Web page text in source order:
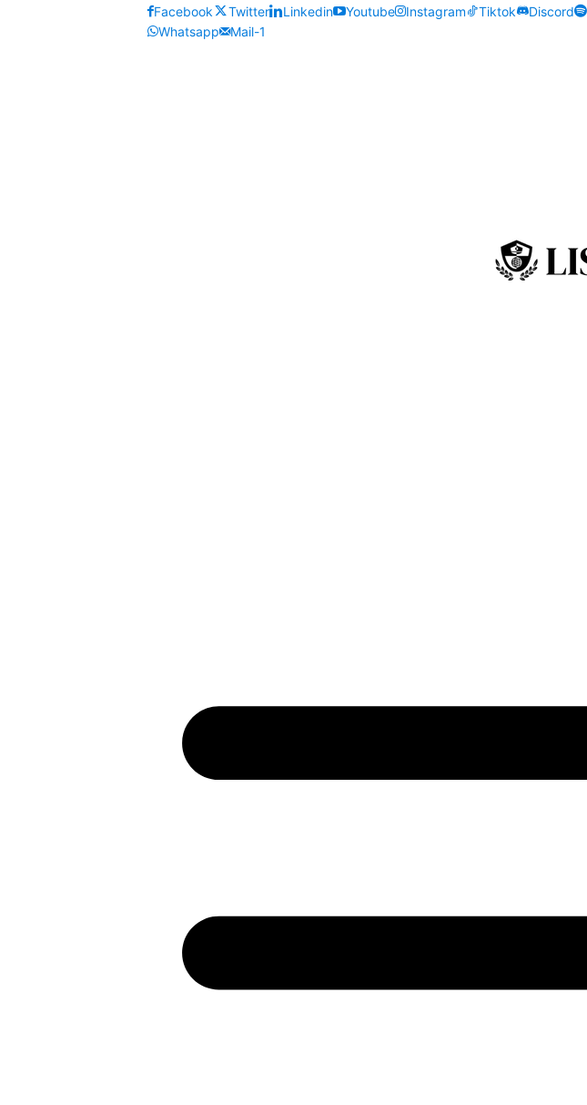
Facebook Twitter Linkedin Youtube Instagram Tiktok Discord
Whatsapp
Mail-1